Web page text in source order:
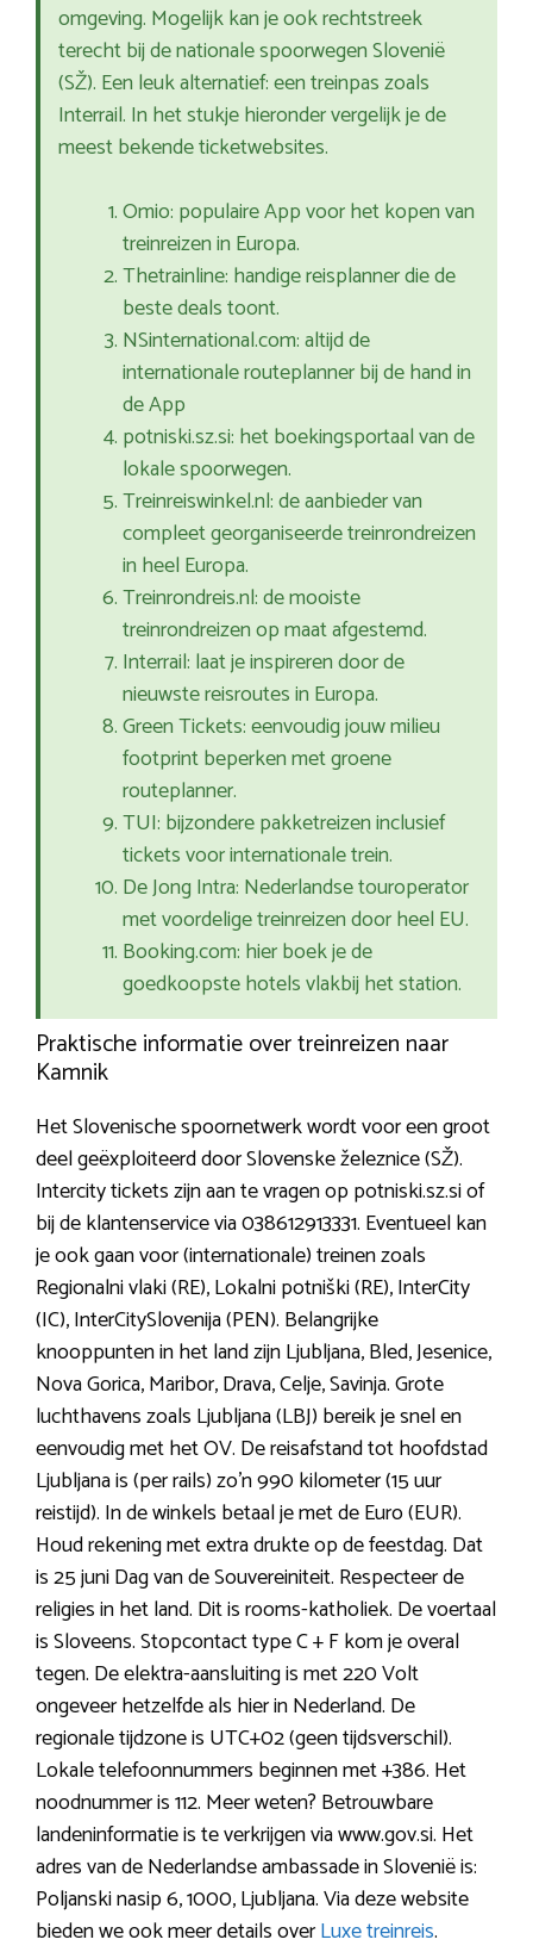
omgeving. Mogelijk kan je ook rechtstreek
terecht bij de nationale spoorwegen Slovenië
(SŽ). Een leuk alternatief: een treinpas zoals
Interrail. In het stukje hieronder vergelijk je de
meest bekende ticketwebsites.
Omio: populaire App voor het kopen van
treinreizen in Europa.
Thetrainline: handige reisplanner die de
beste deals toont.
NSinternational.com: altijd de
internationale routeplanner bij de hand in
de App
potniski.sz.si: het boekingsportaal van de
lokale spoorwegen.
Treinreiswinkel.nl: de aanbieder van
compleet georganiseerde treinrondreizen
in heel Europa.
Treinrondreis.nl: de mooiste
treinrondreizen op maat afgestemd.
Interrail: laat je inspireren door de
nieuwste reisroutes in Europa.
Green Tickets: eenvoudig jouw milieu
footprint beperken met groene
routeplanner.
TUI: bijzondere pakketreizen inclusief
tickets voor internationale trein.
De Jong Intra: Nederlandse touroperator
met voordelige treinreizen door heel EU.
Booking.com: hier boek je de
goedkoopste hotels vlakbij het station.
Praktische informatie over treinreizen naar
Kamnik
Het Slovenische spoornetwerk wordt voor een groot
deel geëxploiteerd door Slovenske železnice (SŽ).
Intercity tickets zijn aan te vragen op potniski.sz.si of
bij de klantenservice via 038612913331. Eventueel kan
je ook gaan voor (internationale) treinen zoals
Regionalni vlaki (RE), Lokalni potniški (RE), InterCity
(IC), InterCitySlovenija (PEN). Belangrijke
knooppunten in het land zijn Ljubljana, Bled, Jesenice,
Nova Gorica, Maribor, Drava, Celje, Savinja. Grote
luchthavens zoals Ljubljana (LBJ) bereik je snel en
eenvoudig met het OV. De reisafstand tot hoofdstad
Ljubljana is (per rails) zo’n 990 kilometer (15 uur
reistijd). In de winkels betaal je met de Euro (EUR).
Houd rekening met extra drukte op de feestdag. Dat
is 25 juni Dag van de Souvereiniteit. Respecteer de
religies in het land. Dit is rooms-katholiek. De voertaal
is Sloveens. Stopcontact type C + F kom je overal
tegen. De elektra-aansluiting is met 220 Volt
ongeveer hetzelfde als hier in Nederland. De
regionale tijdzone is UTC+02 (geen tijdsverschil).
Lokale telefoonnummers beginnen met +386. Het
noodnummer is 112. Meer weten? Betrouwbare
landeninformatie is te verkrijgen via www.gov.si. Het
adres van de Nederlandse ambassade in Slovenië is:
Poljanski nasip 6, 1000, Ljubljana. Via deze website
bieden we ook meer details overLuxe treinreis.